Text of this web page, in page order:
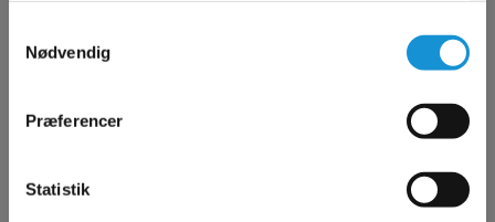
Nødvendig
Præferencer
Statistik